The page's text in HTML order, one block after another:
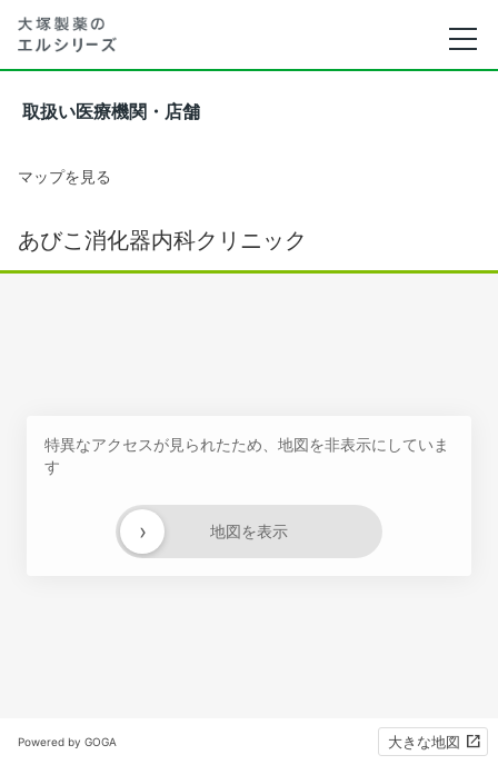
取扱い医療機関・店舗
マップを見る
あびこ消化器内科クリニック
特異なアクセスが見られたため、地図を非表示にしていま
す
地図を表示
›
Powered by GOGA 大きな地図